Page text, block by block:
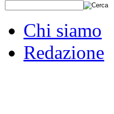
Chi siamo
Redazione